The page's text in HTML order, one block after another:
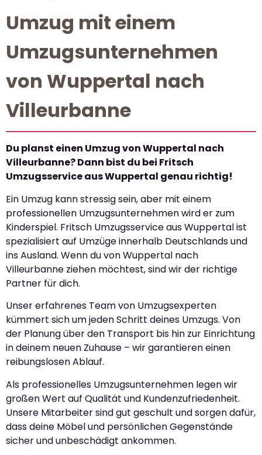
Umzug mit einem
Umzugsunternehmen
von Wuppertal nach
Villeurbanne
Du planst einen Umzug von Wuppertal nach
Villeurbanne? Dann bist du bei Fritsch
Umzugsservice aus Wuppertal genau richtig!
Ein Umzug kann stressig sein, aber mit einem
professionellen Umzugsunternehmen wird er zum
Kinderspiel. Fritsch Umzugsservice aus Wuppertal ist
spezialisiert auf Umzüge innerhalb Deutschlands und
ins Ausland. Wenn du von Wuppertal nach
Villeurbanne ziehen möchtest, sind wir der richtige
Partner für dich.
Unser erfahrenes Team von Umzugsexperten
kümmert sich um jeden Schritt deines Umzugs. Von
der Planung über den Transport bis hin zur Einrichtung
in deinem neuen Zuhause – wir garantieren einen
reibungslosen Ablauf.
Als professionelles Umzugsunternehmen legen wir
großen Wert auf Qualität und Kundenzufriedenheit.
Unsere Mitarbeiter sind gut geschult und sorgen dafür,
dass deine Möbel und persönlichen Gegenstände
sicher und unbeschädigt ankommen.